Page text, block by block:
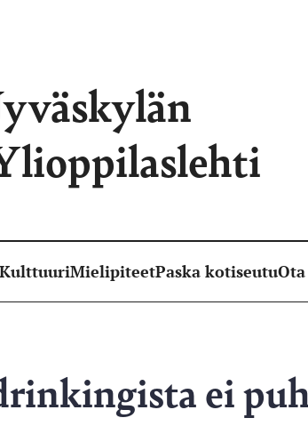
MielipiteetPaska kotiseutu
ei